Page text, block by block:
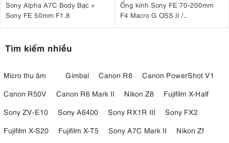
Sony Alpha A7C Body Bạc +
Sony FE 50mm F1.8
Ống kính Sony FE 70-200mm
F4 Macro G OSS II /
Tìm kiếm nhiều
Micro thu âm Gimbal Canon R8
Canon PowerShot V1
Canon R50V
Canon R6 Mark II Nikon Z8
Fujifilm X-Half
Sony ZV-E10
Sony A6400 Sony RX1R III
Sony FX2
Fujifilm X-S20
Fujifilm X-T5 Sony A7C Mark II
Nikon Zf